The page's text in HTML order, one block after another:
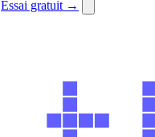
Essai gratuit →